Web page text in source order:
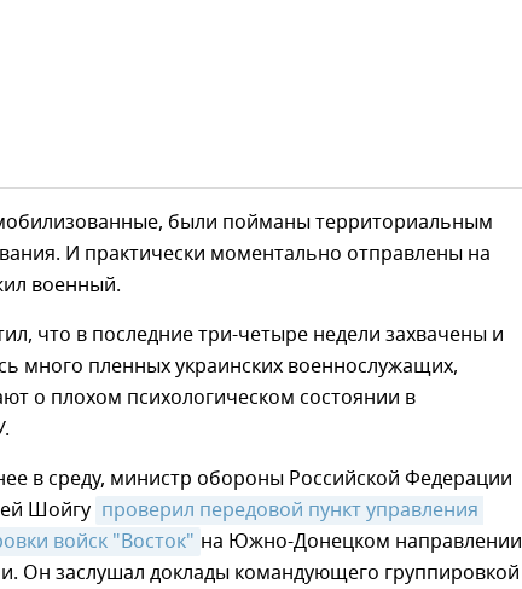
были пойманы территориальным
И практически моментально отправлены на
военный.
что в последние три-четыре недели захвачены и
много пленных украинских военнослужащих,
о плохом психологическом состоянии в
в среду, министр обороны Российской Федерации
Шойгу проверил передовой пункт управления
войск "Восток" на Южно-Донецком направлении
Он заслушал доклады командующего группировкой